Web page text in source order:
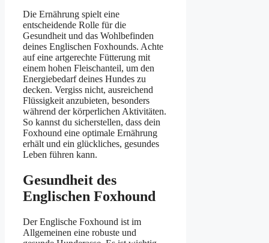
Die Ernährung spielt eine
entscheidende Rolle für die
Gesundheit und das Wohlbefinden
deines Englischen Foxhounds. Achte
auf eine artgerechte Fütterung mit
einem hohen Fleischanteil, um den
Energiebedarf deines Hundes zu
decken. Vergiss nicht, ausreichend
Flüssigkeit anzubieten, besonders
während der körperlichen Aktivitäten.
So kannst du sicherstellen, dass dein
Foxhound eine optimale Ernährung
erhält und ein glückliches, gesundes
Leben führen kann.
Gesundheit des
Englischen Foxhound
Der Englische Foxhound ist im
Allgemeinen eine robuste und